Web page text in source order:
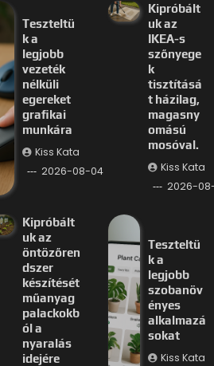
Teszteltü
k a
legjobb
vezeték
nélküli
egereket
grafikai
munkára
Kiss Kata
2026-08-04
Kipróbált
uk az
IKEA-s
szőnyege
k
tisztításá
t házilag,
magasny
omású
mosóval.
Kiss Kata
2026-
Kipróbált
uk az
öntözőren
dszer
készítését
műanyag
palackokb
ól a
nyaralás
idejére
Teszteltü
k a
legjobb
szobanöv
ényes
alkalmazá
sokat
Kiss Kata